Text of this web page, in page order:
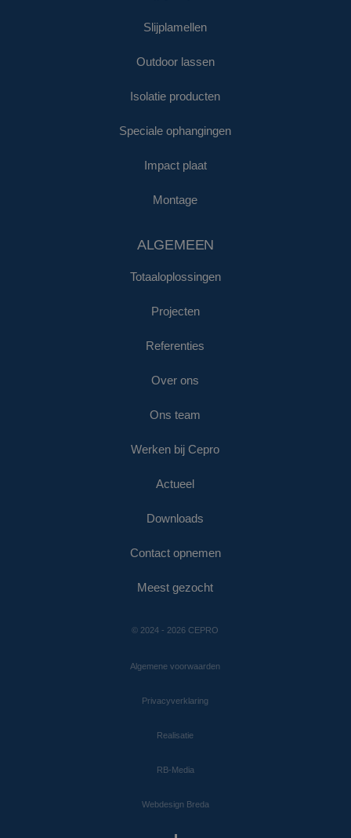
Slijplamellen
Outdoor lassen
Isolatie producten
Speciale ophangingen
Impact plaat
Montage
ALGEMEEN
Totaaloplossingen
Projecten
Referenties
Over ons
Ons team
Werken bij Cepro
Actueel
Downloads
Contact opnemen
Meest gezocht
© 2024 - 2026 CEPRO
Algemene voorwaarden
Privacyverklaring
Realisatie
RB-Media
Webdesign Breda